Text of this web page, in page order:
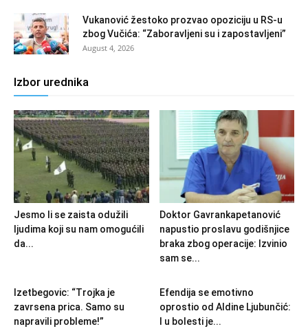
Vukanović žestoko prozvao opoziciju u RS-u
zbog Vučića: “Zaboravljeni su i zapostavljeni”
August 4, 2026
Izbor urednika
Jesmo li se zaista odužili
ljudima koji su nam omogućili
da...
Doktor Gavrankapetanović
napustio proslavu godišnjice
braka zbog operacije: Izvinio
sam se...
Izetbegovic: “Trojka je
zavrsena prica. Samo su
napravili probleme!”
Efendija se emotivno
oprostio od Aldine Ljubunčić:
I u bolesti je...